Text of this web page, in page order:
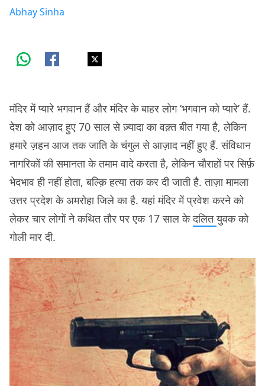
Abhay Sinha
मंदिर में प्यारे भगवान हैं और मंदिर के बाहर लोग ‘भगवान को प्यारे’ हैं.
देश को आज़ाद हुए 70 साल से ज़्यादा का वक़्त बीत गया है, लेकिन
हमारे ज़हन आज तक जाति के चंगुल से आज़ाद नहीं हुए हैं. संविधान
नागरिकों की समानता के तमाम वादे करता है, लेकिन चौराहों पर सिर्फ़
भेदभाव ही नहीं होता, बल्क़ि हत्या तक कर दी जाती है. ताज़ा मामला
उत्तर प्रदेश के अमरोहा जिले का है. यहां मंदिर में प्रवेश करने को
लेकर चार लोगों ने कथित तौर पर एक 17 साल केदलितयुवक को
गोली मार दी.